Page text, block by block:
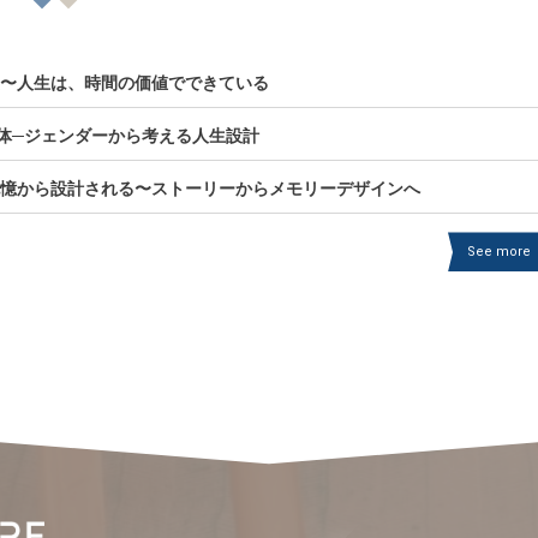
人生は、時間の価値でできている
─ジェンダーから考える人生設計
から設計される〜ストーリーからメモリーデザインへ
See more